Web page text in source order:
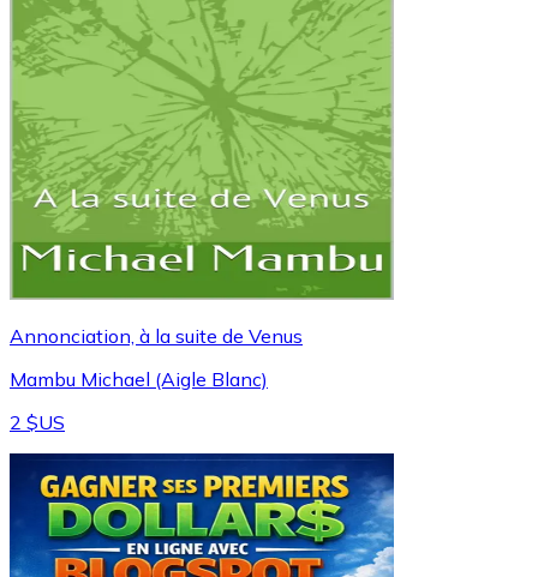
Annonciation, à la suite de Venus
Mambu Michael (Aigle Blanc)
2 $US